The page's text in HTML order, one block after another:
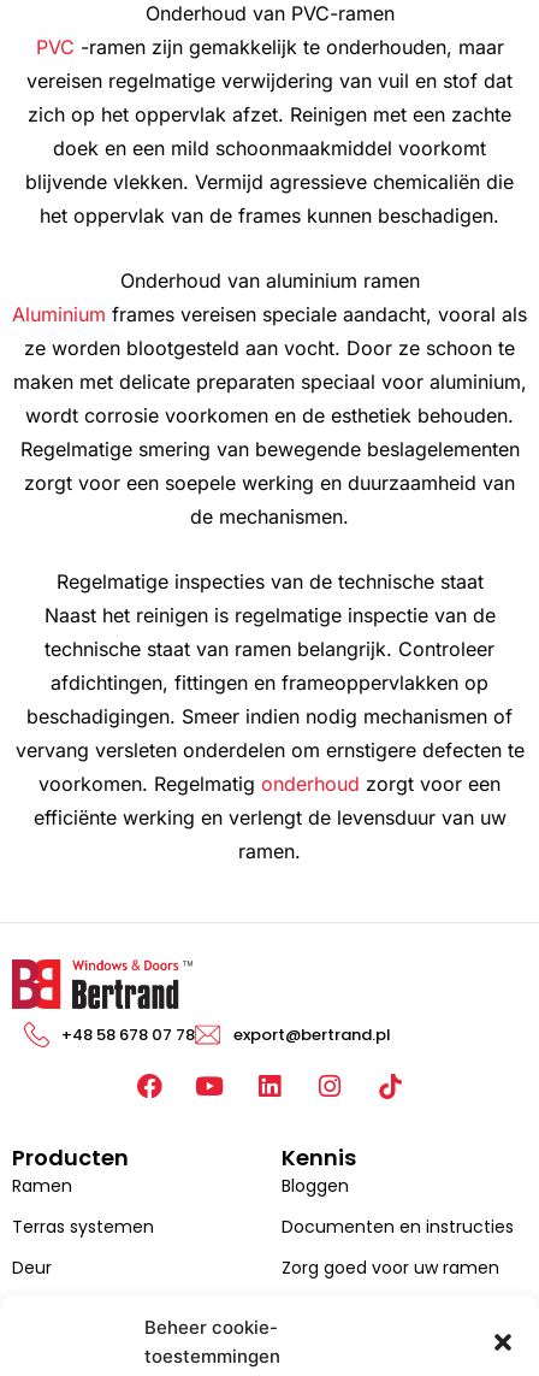
Beheer cookie-
toestemmingen
Onderhoud van PVC-ramen
PVC -ramen zijn gemakkelijk te onderhouden, maar
vereisen regelmatige verwijdering van vuil en stof dat
zich op het oppervlak afzet. Reinigen met een zachte
doek en een mild schoonmaakmiddel voorkomt
blijvende vlekken. Vermijd agressieve chemicaliën die
het oppervlak van de frames kunnen beschadigen.
Onderhoud van aluminium ramen
Aluminium frames vereisen speciale aandacht, vooral als
ze worden blootgesteld aan vocht. Door ze schoon te
maken met delicate preparaten speciaal voor aluminium,
wordt corrosie voorkomen en de esthetiek behouden.
Regelmatige smering van bewegende beslagelementen
zorgt voor een soepele werking en duurzaamheid van
de mechanismen.
Regelmatige inspecties van de technische staat
Naast het reinigen is regelmatige inspectie van de
technische staat van ramen belangrijk. Controleer
afdichtingen, fittingen en frameoppervlakken op
beschadigingen. Smeer indien nodig mechanismen of
vervang versleten onderdelen om ernstigere defecten te
voorkomen. Regelmatig onderhoud zorgt voor een
efficiënte werking en verlengt de levensduur van uw
ramen.
+48 58 678 07 78 export@bertrand.pl
F
o
Y
L
e
I
t
a
r
a
m
Producten
Ramen
Terras systemen
Deur
Kennis
Bloggen
Documenten en instructies
Zorg goed voor uw ramen